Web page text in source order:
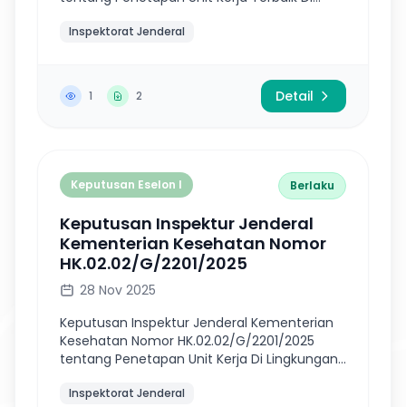
Satuan Pengawas Internal/Satuan Kerja
Inspektorat Jenderal
1 2 Detail
Keputusan Eselon I Berlaku
Keputusan Inspektur Jenderal
Kementerian Kesehatan Nomor
HK.02.02/G/2201/2025
28 Nov 2025
Keputusan Inspektur Jenderal Kementerian
Kesehatan Nomor HK.02.02/G/2201/2025
tentang Penetapan Unit Kerja Di Lingkungan
Laporan Harta Kekayaan Penyelenggara
Inspektorat Jenderal